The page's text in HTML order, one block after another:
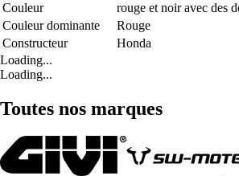
Couleur
rouge et noir avec des
Couleur dominante
Rouge
Constructeur
Honda
Loading...
Loading...
Toutes nos marques